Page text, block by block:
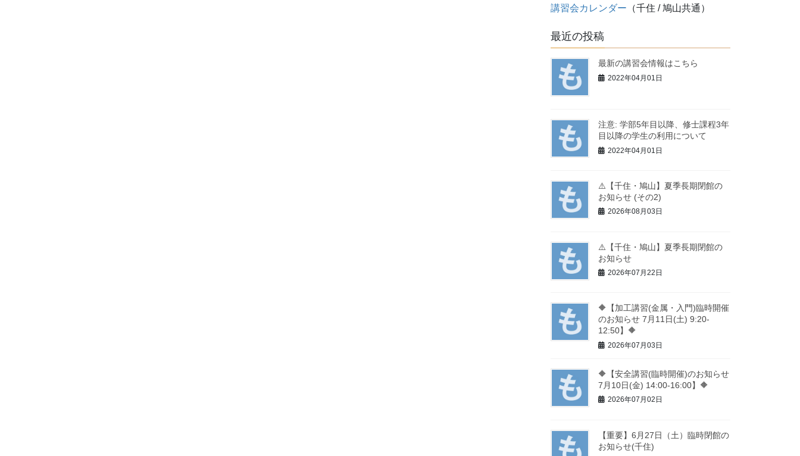
講習会カレンダー （千住 / 鳩山共通）
最近の投稿
最新の講習会情報はこちら
2022年04月01日
注意: 学部5年目以降、修士課程3年
目以降の学生の利用について
2022年04月01日
⚠️【千住・鳩山】夏季長期閉館の
お知らせ (その2)
2026年08月03日
⚠️【千住・鳩山】夏季長期閉館の
お知らせ
2026年07月22日
🔶【加工講習(金属・入門)臨時開催
のお知らせ 7月11日(土) 9:20-
12:50】🔶
2026年07月03日
🔶【安全講習(臨時開催)のお知らせ
7月10日(金) 14:00-16:00】🔶
2026年07月02日
【重要】6月27日（土）臨時閉館の
お知らせ(千住)